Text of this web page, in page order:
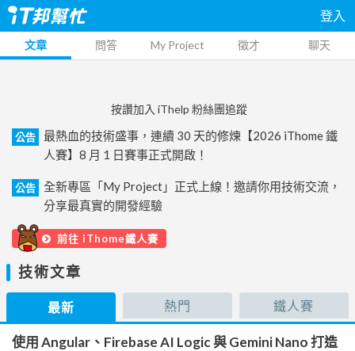
登入
文章 問答 My Project 徵才 聊天
按讚加入 iThelp 粉絲團追蹤
公告
最熱血的技術盛事，連續 30 天的修煉【2026 iThome 鐵
人賽】8 月 1 日賽事正式開啟！
公告
全新專區「My Project」正式上線！邀請你用技術交流，
分享最真實的開發經驗
前往 iThome鐵人賽
技術文章
最新 熱門 鐵人賽
使用 Angular、Firebase AI Logic 與 Gemini Nano 打造